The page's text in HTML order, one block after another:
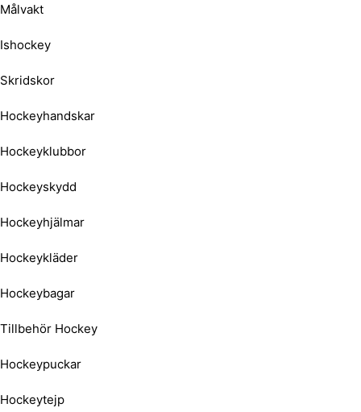
Målvakt
Ishockey
Skridskor
Hockeyhandskar
Hockeyklubbor
Hockeyskydd
Hockeyhjälmar
Hockeykläder
Hockeybagar
Tillbehör Hockey
Hockeypuckar
Hockeytejp